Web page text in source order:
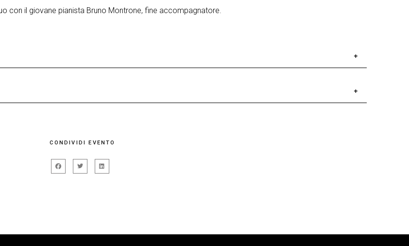
con il giovane pianista Bruno Montrone, fine accompagnatore.
Abeat RecordseFo(u)r, di cui ne è anche fondatore. La sua spiccata capacità di
del Conservatorio Niccolò Piccinni di Bari.
Nel 2010 consegue, presso il conservatorio N.Piccinni di Bari, la Laurea in Pianoforte jazz con il
CONDIVIDI EVENTO